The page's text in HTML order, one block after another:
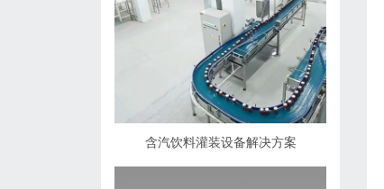
含汽饮料灌装设备解决方案